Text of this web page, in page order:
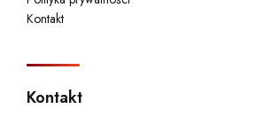
Kontakt
Kontakt